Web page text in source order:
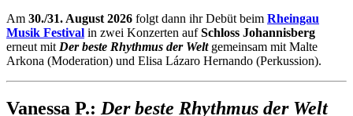
Am 30./31. August 2026 folgt dann ihr Debüt beim Rheingau
Musik Festival in zwei Konzerten aufSchloss Johannisberg
erneut mitDer beste Rhythmus der Weltgemeinsam mit Malte
Arkona (Moderation) und Elisa Lázaro Hernando (Perkussion).
Vanessa P.: Der beste Rhythmus der Welt